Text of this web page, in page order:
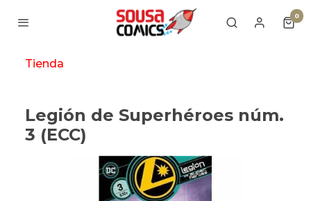
0
Tienda
Legión de Superhéroes núm.
3 (ECC)